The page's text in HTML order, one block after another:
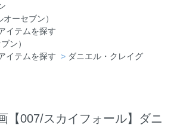
「本当に満足いくものを買
ちらのショップを利用しま
す。」
ーセブン）
イテムを探す
ン）
イテムを探す > ダニエル・クレイグ
007/スカイフォール】ダニ